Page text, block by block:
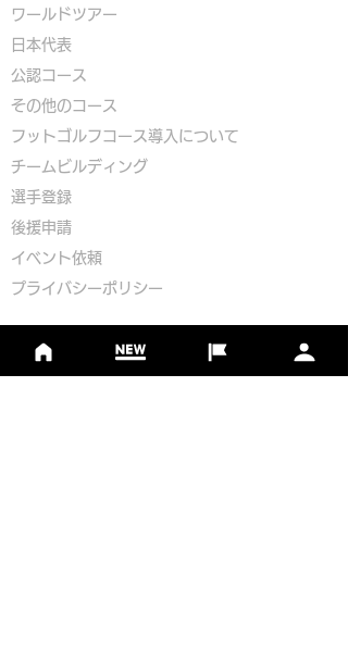
​ワールドツアー
​​日本代表
公認コース
​その他のコース
​ フットゴルフコース導入について
​チームビルディング
選手登録​
​後援申請
​イベント依頼
プライバシーポリシー